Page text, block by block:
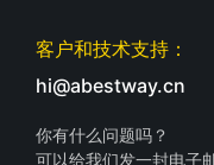
客户和技术支持：
hi@abestway.cn
你有什么问题吗？
可以给我们发一封电子